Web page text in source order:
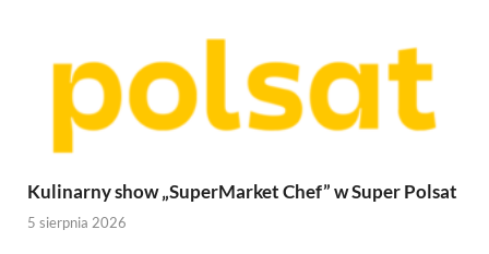
Kulinarny show „SuperMarket Chef” w Super Polsat
5 sierpnia 2026